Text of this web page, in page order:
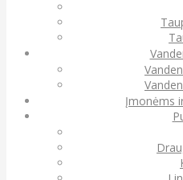
Įmonėms